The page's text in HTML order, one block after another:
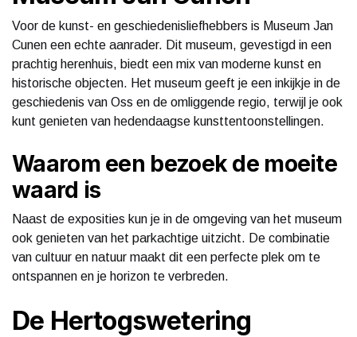
Voor de kunst- en geschiedenisliefhebbers is Museum Jan
Cunen een echte aanrader. Dit museum, gevestigd in een
prachtig herenhuis, biedt een mix van moderne kunst en
historische objecten. Het museum geeft je een inkijkje in de
geschiedenis van Oss en de omliggende regio, terwijl je ook
kunt genieten van hedendaagse kunsttentoonstellingen.
Waarom een bezoek de moeite
waard is
Naast de exposities kun je in de omgeving van het museum
ook genieten van het parkachtige uitzicht. De combinatie
van cultuur en natuur maakt dit een perfecte plek om te
ontspannen en je horizon te verbreden.
De Hertogswetering